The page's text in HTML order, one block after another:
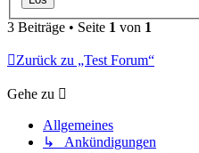
3 Beiträge • Seite 1 von 1
Zurück zu „Test Forum“
Gehe zu
Allgemeines
↳ Ankündigungen